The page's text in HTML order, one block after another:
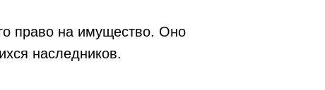
право на имущество. Оно
наследников.